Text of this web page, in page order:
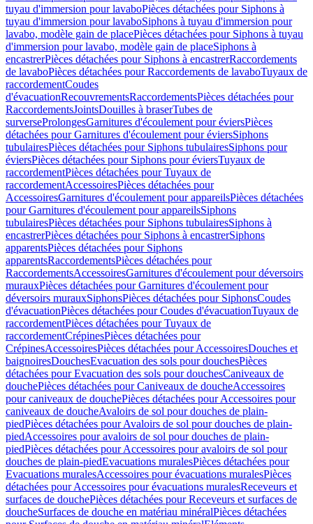
tuyau d'immersion pour lavaboPièces détachées pour Siphons à
tuyau d'immersion pour lavaboSiphons à tuyau d'immersion pour
lavabo, modèle gain de placePièces détachées pour Siphons à tuyau
d'immersion pour lavabo, modèle gain de placeSiphons à
encastrerPièces détachées pour Siphons à encastrerRaccordements
de lavaboPièces détachées pour Raccordements de lavaboTuyaux de
raccordementCoudes
d'évacuationRecouvrementsRaccordementsPièces détachées pour
RaccordementsJointsDouilles à braserTubes de
surverseProlongesGarnitures d'écoulement pour éviersPièces
détachées pour Garnitures d'écoulement pour éviersSiphons
tubulairesPièces détachées pour Siphons tubulairesSiphons pour
éviersPièces détachées pour Siphons pour éviersTuyaux de
raccordementPièces détachées pour Tuyaux de
raccordementAccessoiresPièces détachées pour
AccessoiresGarnitures d'écoulement pour appareilsPièces détachées
pour Garnitures d'écoulement pour appareilsSiphons
tubulairesPièces détachées pour Siphons tubulairesSiphons à
encastrerPièces détachées pour Siphons à encastrerSiphons
apparentsPièces détachées pour Siphons
apparentsRaccordementsPièces détachées pour
RaccordementsAccessoiresGarnitures d'écoulement pour déversoirs
murauxPièces détachées pour Garnitures d'écoulement pour
déversoirs murauxSiphonsPièces détachées pour SiphonsCoudes
d'évacuationPièces détachées pour Coudes d'évacuationTuyaux de
raccordementPièces détachées pour Tuyaux de
raccordementCrépinesPièces détachées pour
CrépinesAccessoiresPièces détachées pour AccessoiresDouches et
baignoiresDouchesEvacuation des sols pour douchesPièces
détachées pour Evacuation des sols pour douchesCaniveaux de
douchePièces détachées pour Caniveaux de doucheAccessoires
pour caniveaux de douchePièces détachées pour Accessoires pour
caniveaux de doucheAvaloirs de sol pour douches de plain-
piedPièces détachées pour Avaloirs de sol pour douches de plain-
piedAccessoires pour avaloirs de sol pour douches de plain-
piedPièces détachées pour Accessoires pour avaloirs de sol pour
douches de plain-piedEvacuations muralesPièces détachées pour
Evacuations muralesAccessoires pour évacuations muralesPièces
détachées pour Accessoires pour évacuations muralesReceveurs et
surfaces de douchePièces détachées pour Receveurs et surfaces de
doucheSurfaces de douche en matériau minéralPièces détachées